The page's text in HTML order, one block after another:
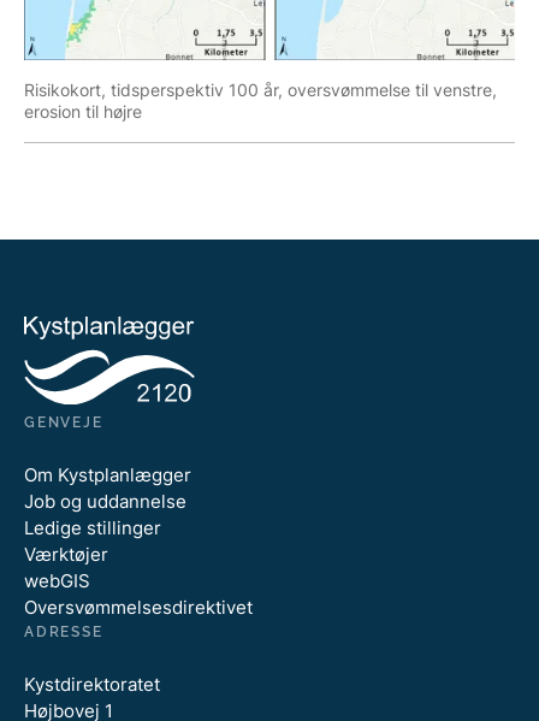
Risikokort, tidsperspektiv 100 år, oversvømmelse til venstre,
erosion til højre
GENVEJE
Om Kystplanlægger
Job og uddannelse
Ledige stillinger
Værktøjer
webGIS
Oversvømmelsesdirektivet
ADRESSE
Kystdirektoratet
Højbovej 1